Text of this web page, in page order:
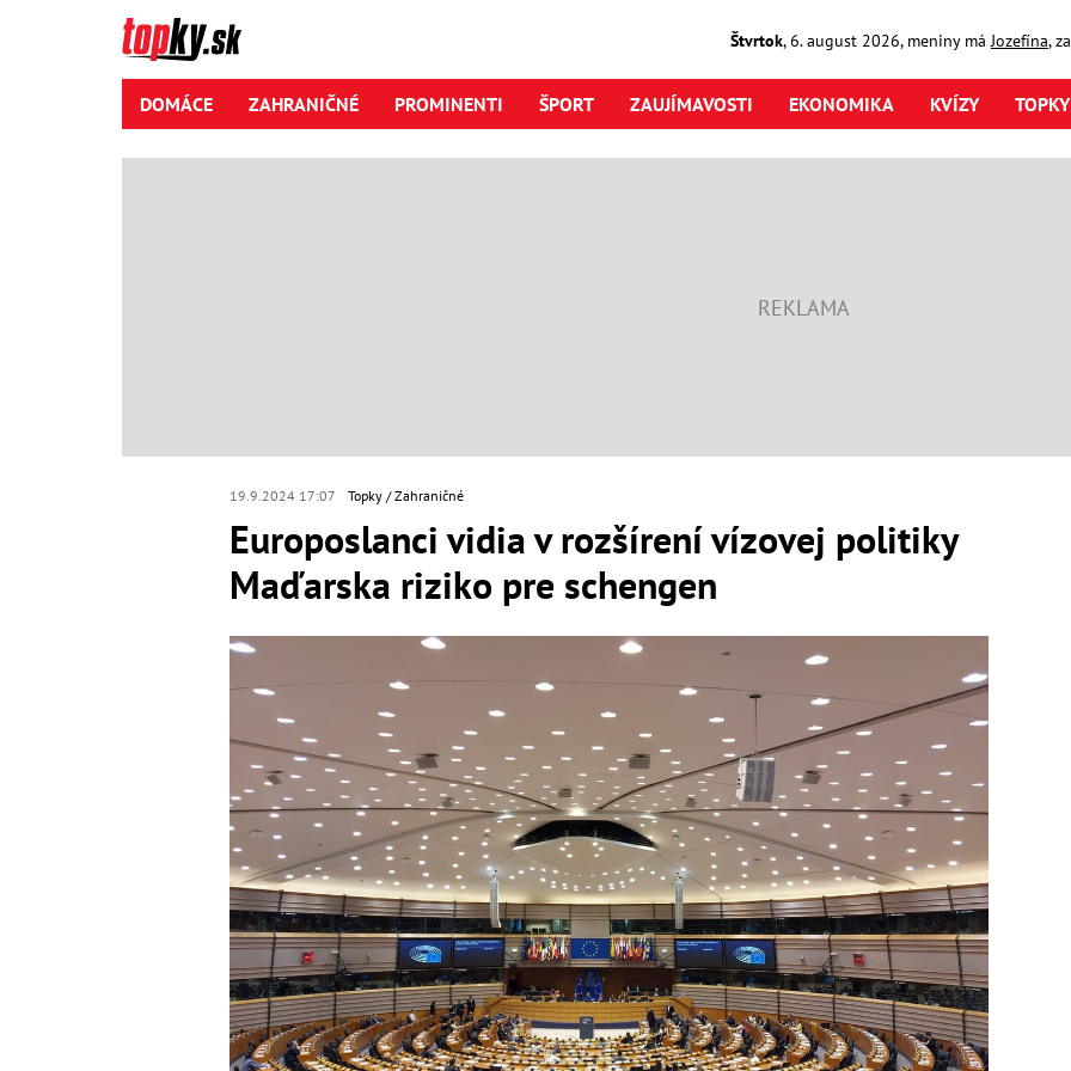
Štvrtok,6. august2026, meniny má Jozefína,
DOMÁCE ZAHRANIČNÉ PROMINENTI ŠPORT ZAUJÍMAVOSTI EKONOMIKA KVÍZY
19.9.2024 17:07 Topky Zahraničné
Europoslanci vidia v rozšírení vízovej politiky
Maďarska riziko pre schengen